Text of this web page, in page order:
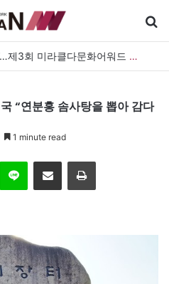
“차이가 창조하는 다양성”…제3회 미라클다문화어워드 시상식
“연분홍 솜사탕을 뽑아 감다
1 minute read
Telegram 이메일